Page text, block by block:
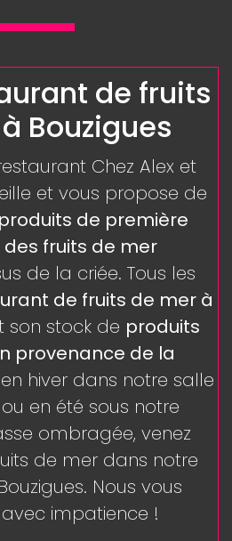
de fruits
Bouzigues
Chez Alex et
et vous propose de
produits de première
fruits de mer
de la criée. Tous les
de fruits de mer à
son stock de produits
provenance de la
hiver dans notre salle
en été sous notre
ombragée, venez
de mer dans notre
Nous vous
impatience !